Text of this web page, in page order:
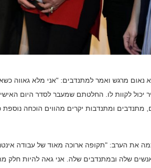
נאום מרגש ואמר למתנדבים: "אני מלא גאווה
יכול לקוות לו. החלטתם שמעבר לסדר היום
ומתנדבות יקרים מהווים הוכחה
את הערב: "תקופה ארוכה מאוד של עבודה
שלה ובמתנדבים שלה. אני גאה להיות